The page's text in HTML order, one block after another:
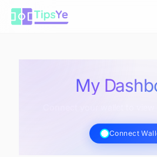
Hoppa till innehåll
My
Connect